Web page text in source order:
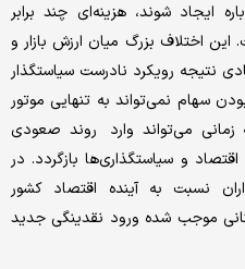
ایجاد شوند، هزینه‌ای چند برابر
این اختلاف بزرگ میان ارزش بازار و
نتیجه رویکرد نادرست سیاستگذار
سهام نمی‌تواند به تنهایی موتور
زمانی می‌تواند وارد روند صعودی
و سیاستگذاری‌ها بازگردد. در
نسبت به آینده اقتصاد کشور
موجب شده ورود نقدینگی جدید